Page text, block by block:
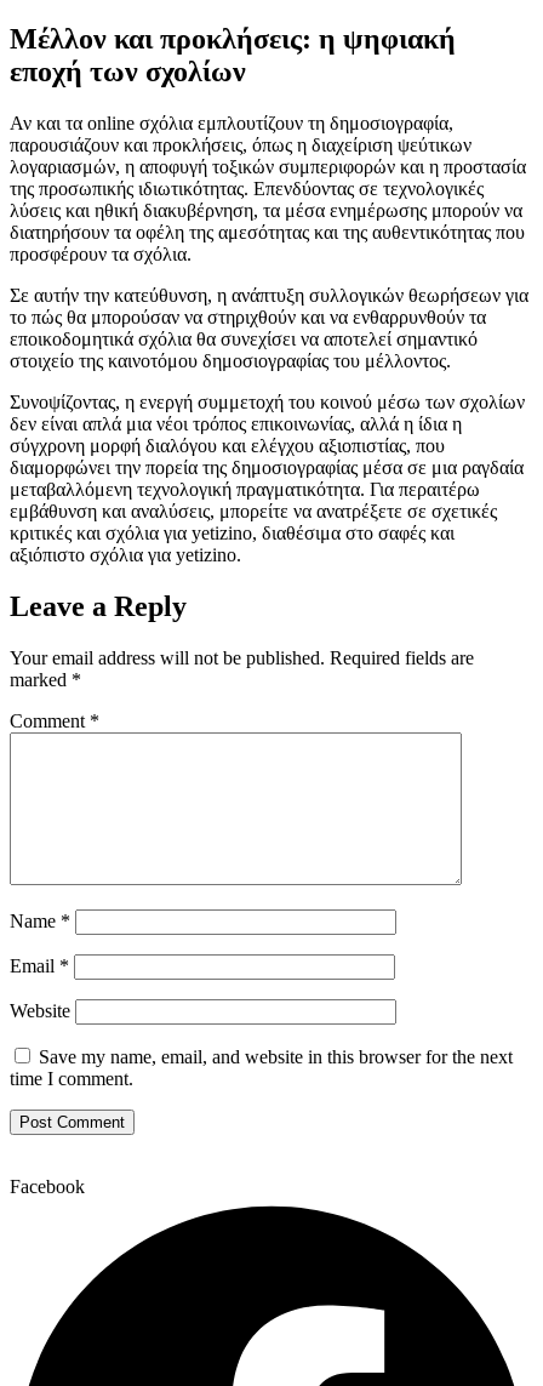
Μέλλον και προκλήσεις: η ψηφιακή
εποχή των σχολίων
Αν και τα online σχόλια εμπλουτίζουν τη δημοσιογραφία,
παρουσιάζουν και προκλήσεις, όπως η διαχείριση ψεύτικων
λογαριασμών, η αποφυγή τοξικών συμπεριφορών και η προστασία
της προσωπικής ιδιωτικότητας. Επενδύοντας σε τεχνολογικές
λύσεις και ηθική διακυβέρνηση, τα μέσα ενημέρωσης μπορούν να
διατηρήσουν τα οφέλη της αμεσότητας και της αυθεντικότητας που
προσφέρουν τα σχόλια.
Σε αυτήν την κατεύθυνση, η ανάπτυξη συλλογικών θεωρήσεων για
το πώς θα μπορούσαν να στηριχθούν και να ενθαρρυνθούν τα
εποικοδομητικά σχόλια θα συνεχίσει να αποτελεί σημαντικό
στοιχείο της καινοτόμου δημοσιογραφίας του μέλλοντος.
Συνοψίζοντας, η ενεργή συμμετοχή του κοινού μέσω των σχολίων
δεν είναι απλά μια νέοι τρόπος επικοινωνίας, αλλά η ίδια η
σύγχρονη μορφή διαλόγου και ελέγχου αξιοπιστίας, που
διαμορφώνει την πορεία της δημοσιογραφίας μέσα σε μια ραγδαία
μεταβαλλόμενη τεχνολογική πραγματικότητα. Για περαιτέρω
εμβάθυνση και αναλύσεις, μπορείτε να ανατρέξετε σε σχετικές
κριτικές και σχόλια για yetizino, διαθέσιμα στο σαφές και
αξιόπιστο σχόλια για yetizino.
Leave a Reply
Your email address will not be published. Required fields are
marked *
Comment *
Name *
Email *
Website
Save my name, email, and website in this browser for the next
time I comment.
Facebook